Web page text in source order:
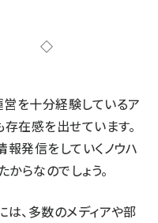
を十分経験しているア
在感を出せています。
報発信をしていくノウハ
らなのでしょう。
は、多数のメディアや部